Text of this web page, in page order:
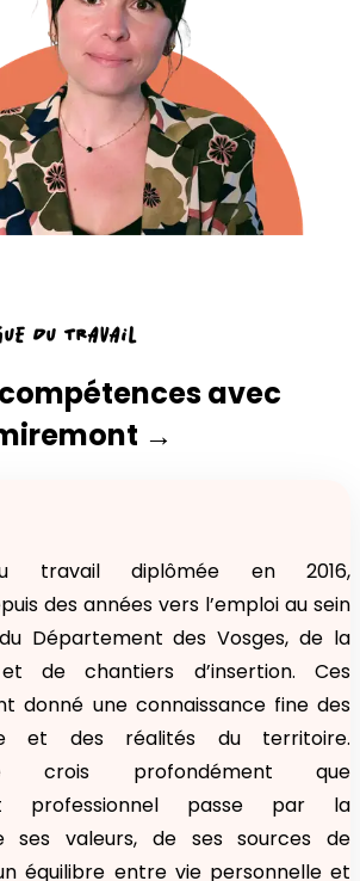
DU TRAVAIL
avec
→
travail diplômée en 2016,
des années vers l’emploi au sein
Département des Vosges, de la
de chantiers d’insertion. Ces
donné une connaissance fine des
et des réalités du territoire.
crois profondément que
professionnel passe par la
ses valeurs, de ses sources de
équilibre entre vie personnelle et